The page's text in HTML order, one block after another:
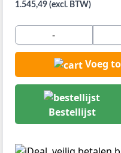
1.545,49 (excl. BTW)
-
Voeg
Bestellijst